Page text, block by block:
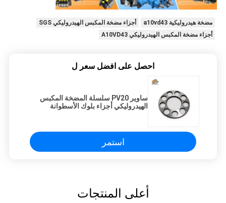
مضخة هيدروليكية a10vd43
أجزاء مضخة المكبس الهيدروليكي SGS
أجزاء مضخة المكبس الهيدروليكي A10VD43
احصل على افضل سعر ل
ساوير PV20 سلسلة المضخة المكبس
الهيدروليكي أجزاء بلوك الأسطوانة
استمر
أعلى المنتجات